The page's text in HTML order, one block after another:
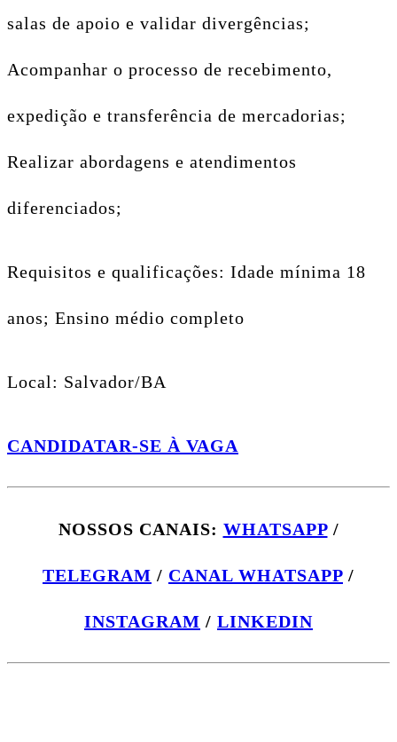
salas de apoio e validar divergências;
Acompanhar o processo de recebimento,
expedição e transferência de mercadorias;
Realizar abordagens e atendimentos
diferenciados;
Requisitos e qualificações: Idade mínima 18
anos; Ensino médio completo
Local: Salvador/BA
CANDIDATAR-SE À VAGA
NOSSOS CANAIS: WHATSAPP/
TELEGRAM / CANAL WHATSAPP /
INSTAGRAM / LINKEDIN